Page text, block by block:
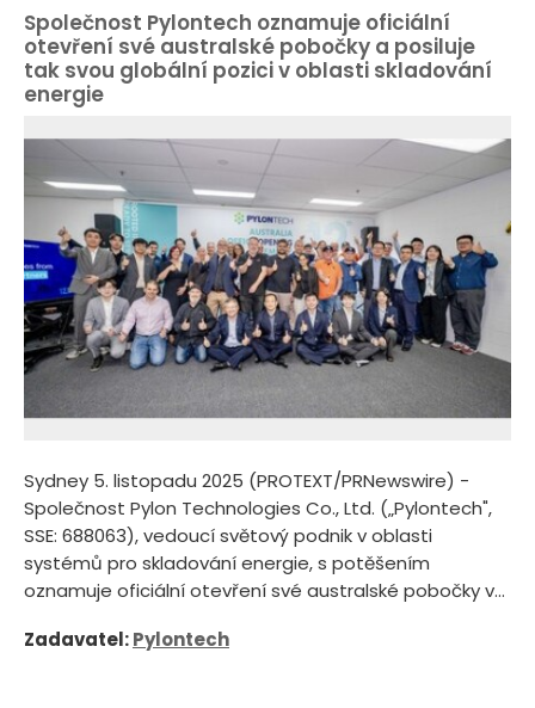
Společnost Pylontech oznamuje oficiální
otevření své australské pobočky a posiluje
tak svou globální pozici v oblasti skladování
energie
Sydney 5. listopadu 2025 (PROTEXT/PRNewswire) -
Společnost Pylon Technologies Co., Ltd. („Pylontech",
SSE: 688063), vedoucí světový podnik v oblasti
systémů pro skladování energie, s potěšením
oznamuje oficiální otevření své australské pobočky v...
Zadavatel:Pylontech